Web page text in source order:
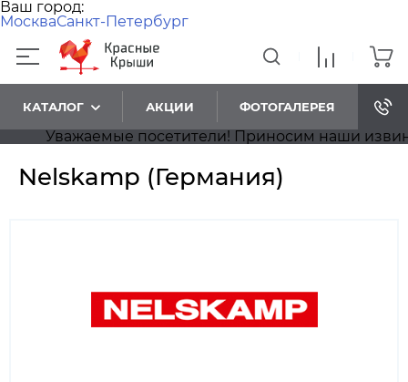
Ваш город:
МоскваСанкт-Петербург
КАТАЛОГ АКЦИИ ФОТОГАЛЕРЕЯ
Приносим наши извинения, на сайте идёт
Nelskamp (Германия)